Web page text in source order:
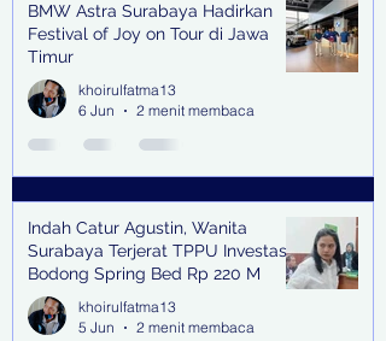
BMW Astra Surabaya Hadirkan
Festival of Joy on Tour di Jawa
Timur
khoirulfatma13
6 Jun
2 menit membaca
Indah Catur Agustin, Wanita
Surabaya Terjerat TPPU Investasi
Bodong Spring Bed Rp 220 M
khoirulfatma13
5 Jun
2 menit membaca